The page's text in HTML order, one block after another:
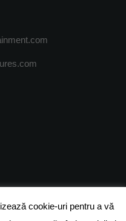
All rights reserved.
cookie-uri pentru a vă